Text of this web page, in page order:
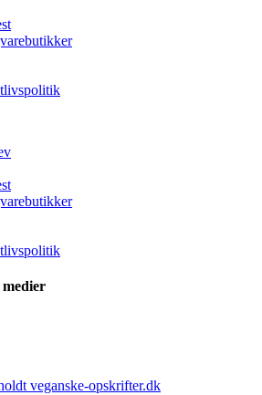
medier
veganske-opskrifter.dk